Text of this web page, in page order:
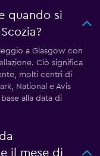
quando si
a Glasgow con
Ciò significa
molti centri di
National e Avis
alla data di
il mese di